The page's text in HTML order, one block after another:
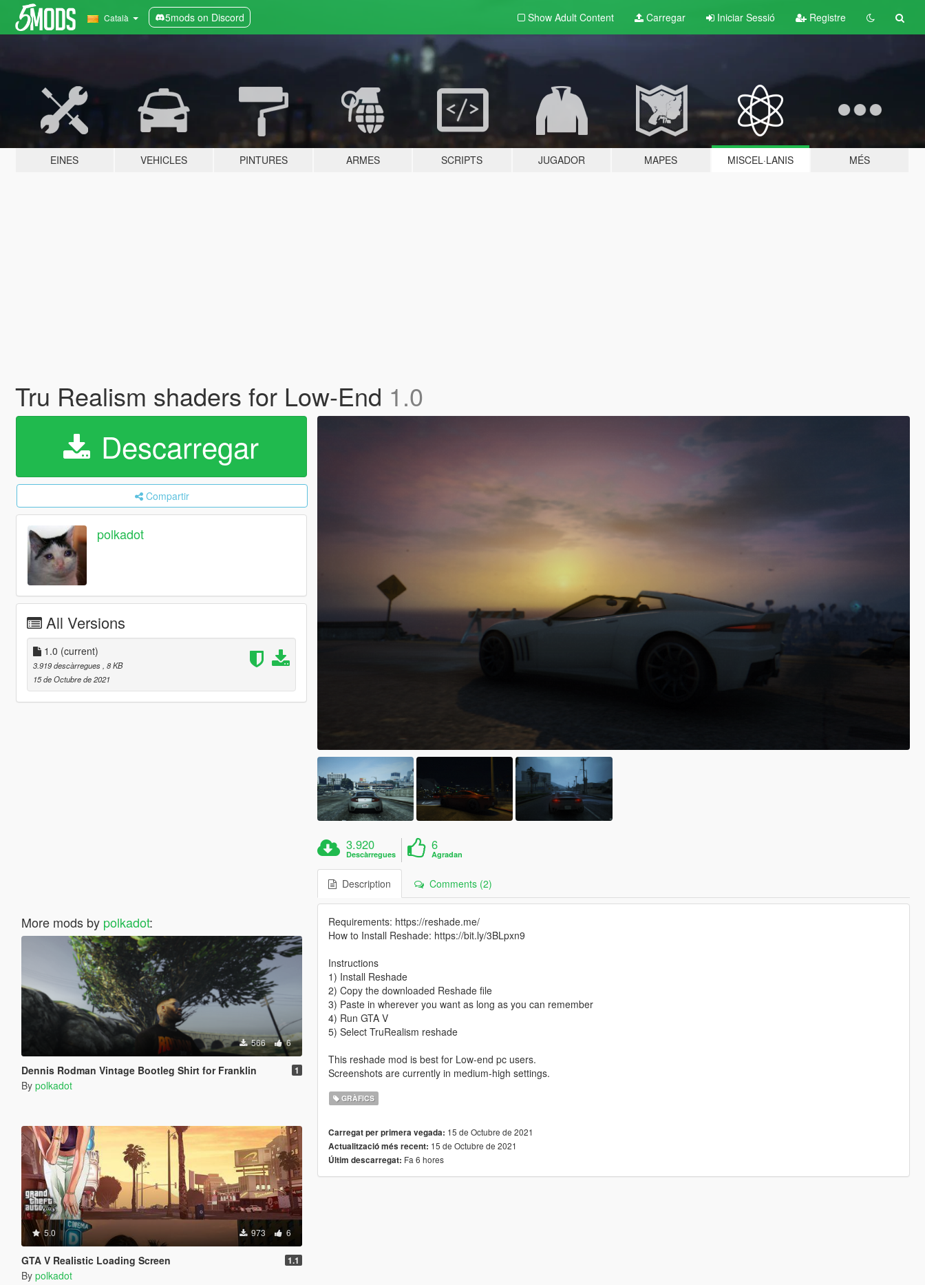
Català 5mods on Discord Show Adult Content Carregar Iniciar Sessió Registre
EINES VEHICLES PINTURES ARMES SCRIPTS JUGADOR MAPES MISCEL·LANIS MÉS
Tru Realism shaders for Low-End 1.0
Descarregar
Compartir
polkadot
All Versions
1.0 (current)
3.919 descàrregues , 8 KB
15 de Octubre de 2021
More mods by polkadot:
566 6
Dennis Rodman Vintage Bootleg Shirt for Franklin 1
By polkadot
5.0 973 6
GTA V Realistic Loading Screen 1.1
By polkadot
3.920
Descàrregues
6
Agradan
Description Comments (2)
Requirements: https://reshade.me/
How to Install Reshade: https://bit.ly/3BLpxn9
Instructions
1) Install Reshade
2) Copy the downloaded Reshade file
3) Paste in wherever you want as long as you can remember
4) Run GTA V
5) Select TruRealism reshade
This reshade mod is best for Low-end pc users.
Screenshots are currently in medium-high settings.
GRÀFICS
Carregat per primera vegada: 15 de Octubre de 2021
Actualització més recent: 15 de Octubre de 2021
Últim descarregat: Fa 6 hores